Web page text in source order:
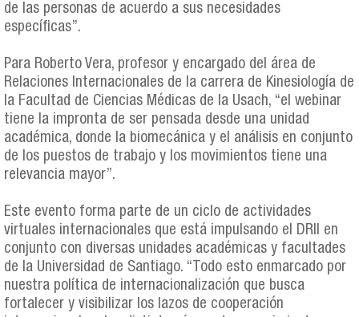
de las personas de acuerdo a sus necesidades
específicas”.
Para Roberto Vera, profesor y encargado del área de
Relaciones Internacionales de la carrera de Kinesiología de
la Facultad de Ciencias Médicas de la Usach, “el webinar
tiene la impronta de ser pensada desde una unidad
académica, donde la biomecánica y el análisis en conjunto
de los puestos de trabajo y los movimientos tiene una
relevancia mayor”.
Este evento forma parte de un ciclo de actividades
virtuales internacionales que está impulsando el DRII en
conjunto con diversas unidades académicas y facultades
de la Universidad de Santiago. “Todo esto enmarcado por
nuestra política de internacionalización que busca
fortalecer y visibilizar los lazos de cooperación